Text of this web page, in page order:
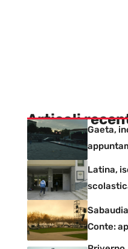
Articoli
Gaeta,
Latina,
Conte: